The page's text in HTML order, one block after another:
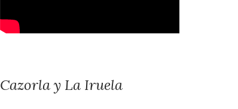
Cazorla y La Iruela